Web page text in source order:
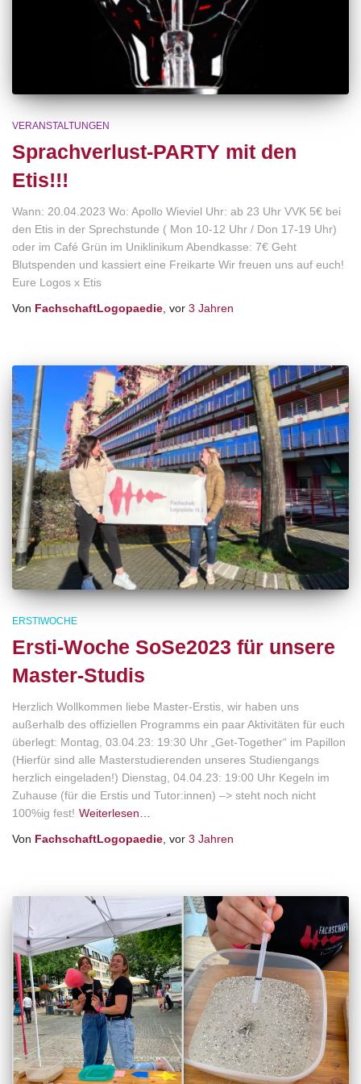
VERANSTALTUNGEN
Sprachverlust-PARTY mit den
Etis!!!
Wann: 20.04.2023 Wo: Apollo Wieviel Uhr: ab 23 Uhr VVK 5€ bei
den Etis in der Sprechstunde ( Mon 10-12 Uhr / Don 17-19 Uhr)
oder im Café Grün im Uniklinikum Abendkasse: 7€ Geht
Blutspenden und kassiert eine Freikarte Wir freuen uns auf euch!
Eure Logos x Etis
Von FachschaftLogopaedie , vor 3 Jahren
ERSTIWOCHE
Ersti-Woche SoSe2023 für unsere
Master-Studis
Herzlich Wollkommen liebe Master-Erstis, wir haben uns
außerhalb des offiziellen Programms ein paar Aktivitäten für euch
überlegt: Montag, 03.04.23: 19:30 Uhr „Get-Together“ im Papillon
(Hierfür sind alle Masterstudierenden unseres Studiengangs
herzlich eingeladen!) Dienstag, 04.04.23: 19:00 Uhr Kegeln im
Zuhause (für die Erstis und Tutor:innen) –> steht noch nicht
100%ig fest! Weiterlesen…
Von FachschaftLogopaedie, vor 3 Jahren